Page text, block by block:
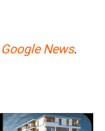
Google News.